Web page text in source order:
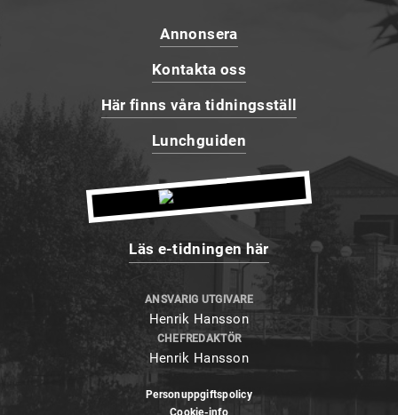
Annonsera
Kontakta oss
Här finns våra tidningsställ
Lunchguiden
Läs e-tidningen här
ANSVARIG UTGIVARE
Henrik Hansson
CHEFREDAKTÖR
Henrik Hansson
Personuppgiftspolicy
Cookie-info